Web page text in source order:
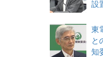
設
東
と
知